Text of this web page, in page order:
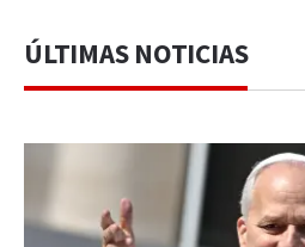
ÚLTIMAS NOTICIAS